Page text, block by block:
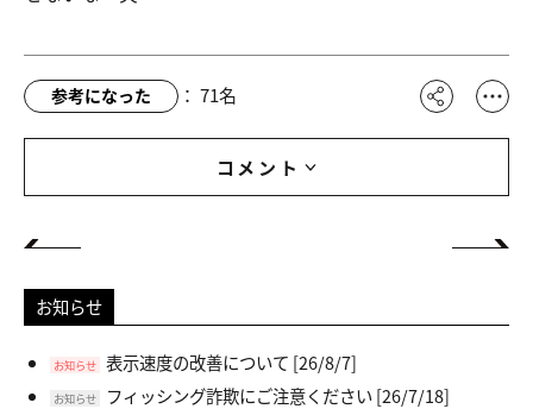
参考になった ： 71名
コメント
お知らせ
お知らせ 表示速度の改善について [26/8/7]
お知らせ フィッシング詐欺にご注意ください[26/7/18]